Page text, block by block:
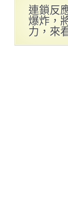
連鎖反
爆炸，
力，來